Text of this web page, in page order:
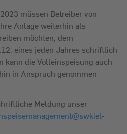
müssen Betreiber von
Anlage weiterhin als
möchten, dem
eines jeden Jahres schriftlich
kann die Volleinspeisung auch
in Anspruch genommen
Meldung unser
swkiel-